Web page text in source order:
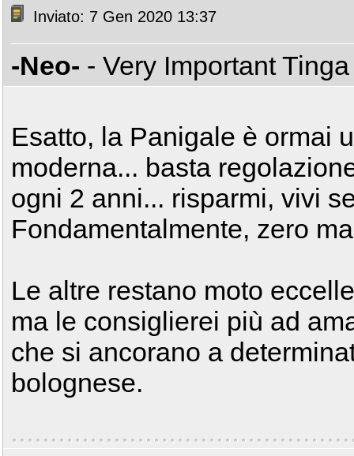
Inviato: 7 Gen 2020 13:37
-Neo- - Very Important
Esatto, la Panigale è ormai
moderna... basta
ogni 2 anni... risparmi, vivi
Fondamentalmente, zero
Le altre restano moto
ma le consiglierei più ad
che si ancorano a
bolognese.